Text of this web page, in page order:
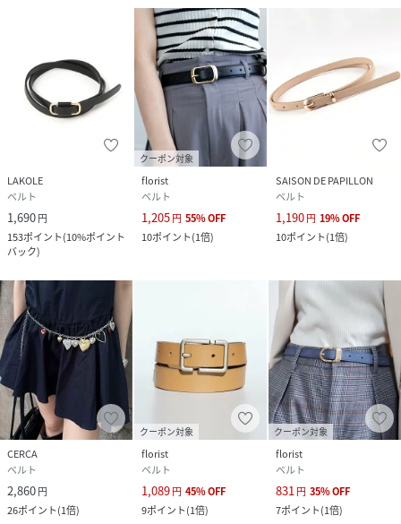
LAKOLE
ベルト
1,690円
153ポイント(10%ポイント
バック)
クーポン対象
florist
ベルト
1,205円 55%OFF
10ポイント(1倍)
SAISON DE PAPILLON
ベルト
1,190円 19%OFF
10ポイント(1倍)
CERCA
ベルト
2,860円
26ポイント(1倍)
クーポン対象
florist
ベルト
1,089円 45%OFF
9ポイント(1倍)
クーポン対象
florist
ベルト
831 円 35%OFF
7ポイント(1倍)